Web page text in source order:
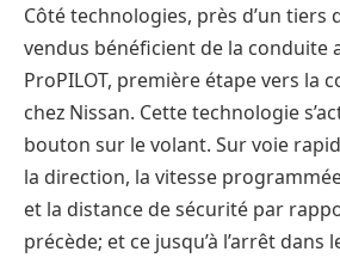
Côté technologies, près d’un tiers
vendus bénéficient de la conduite
ProPILOT, première étape vers la
chez Nissan. Cette technologie
bouton sur le volant. Sur voie
la direction, la vitesse
et la distance de sécurité par
précède; et ce jusqu’à l’arrêt dans